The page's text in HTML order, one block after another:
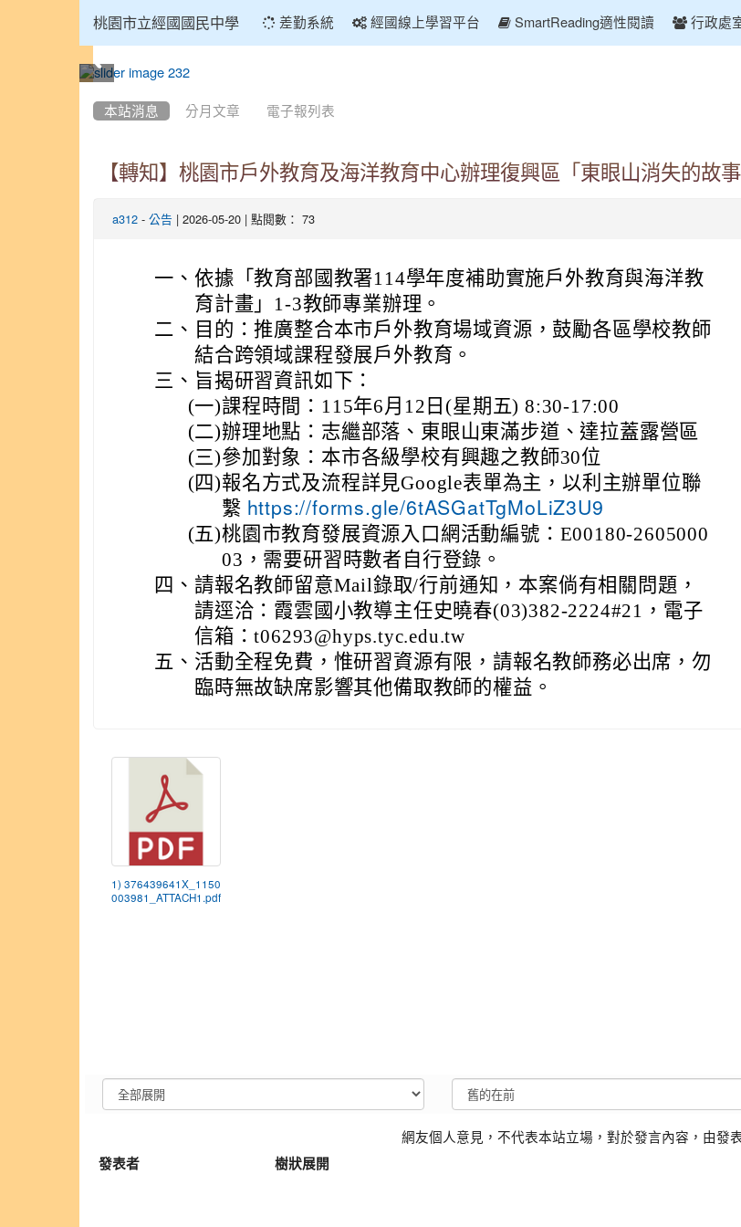
桃園市立經國國民中學 差勤系統 經國線上學習平台 SmartReading適性閱讀 行政處
本站消息 分月文章 電子報列表
【轉知】桃園市戶外教育及海洋教育中心辦理復興區「東眼山消失的故
a312 - 公告 | 2026-05-20 | 點閱數： 73
一、 依據「教育部國教署114學年度補助實施戶外教育與海洋教
育計畫」1-3教師專業辦理。
二、 目的：推廣整合本市戶外教育場域資源，鼓勵各區學校教師
結合跨領域課程發展戶外教育。
三、 旨揭研習資訊如下：
(一)課程時間：115年6月12日(星期五) 8:30-17:00
(二)辦理地點：志繼部落、東眼山東滿步道、達拉蓋露營區
(三)參加對象：本市各級學校有興趣之教師30位
(四)報名方式及流程詳見Google表單為主，以利主辦單位聯
繫 https://forms.gle/6tASGatTgMoLiZ3U9
(五)桃園市教育發展資源入口網活動編號：E00180-2605000
03，需要研習時數者自行登錄。
四、 請報名教師留意Mail錄取/行前通知，本案倘有相關問題，
請逕洽：霞雲國小教導主任史曉春(03)382-2224#21，電子
信箱：t06293@hyps.tyc.edu.tw
五、 活動全程免費，惟研習資源有限，請報名教師務必出席，勿
臨時無故缺席影響其他備取教師的權益。
1) 376439641X_1150
003981_ATTACH1.pdf
網友個人意見，不代表本站立場，對於發言內容，由發
發表者
樹狀展開